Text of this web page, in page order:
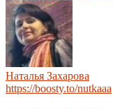
Наталья Захарова
https://boosty.to/nutkaaa